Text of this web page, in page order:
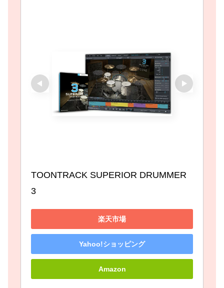
TOONTRACK SUPERIOR DRUMMER
3
楽天市場
Yahoo!ショッピング
Amazon